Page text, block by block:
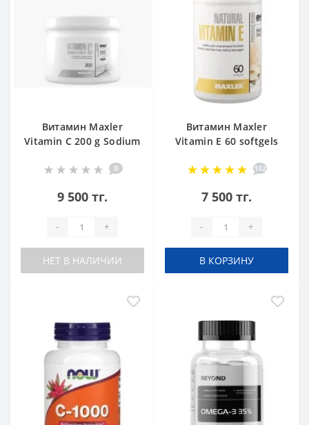
Витамин Maxler
Vitamin C 200 g Sodium
0
9 500 тг.
- +
НЕТ В НАЛИЧИИ
Витамин Maxler
Vitamin E 60 softgels
102
7 500 тг.
- +
В КОРЗИНУ